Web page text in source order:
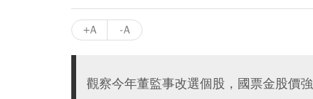
+A -A
觀察今年董監事改選個股，國票金股價